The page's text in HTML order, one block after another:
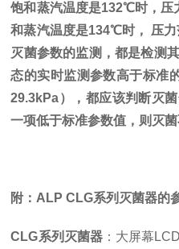
饱和蒸汽温度是132℃时，压
和蒸汽温度是134℃时， 压
灭菌参数的监测，都是检测
态的实时监测参数高于标准
29.3kPa），都应该判断灭
一项低于标准参数值，则灭菌
附：ALP CLG系列灭菌器的
CLG系列灭菌器 ：大屏幕